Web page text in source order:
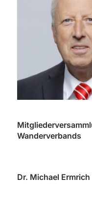
Wanderverbands
Dr. Michael